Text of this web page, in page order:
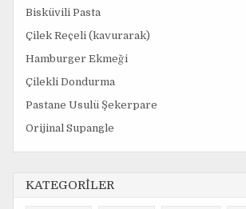
Bisküvili Pasta
Çilek Reçeli (kavurarak)
Hamburger Ekmeği
Çilekli Dondurma
Pastane Usulü Şekerpare
Orijinal Supangle
KATEGORİLER